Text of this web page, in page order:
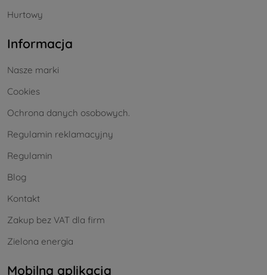
Hurtowy
Informacja
Nasze marki
Cookies
Ochrona danych osobowych.
Regulamin reklamacyjny
Regulamin
Blog
Kontakt
Zakup bez VAT dla firm
Zielona energia
Mobilna aplikacja